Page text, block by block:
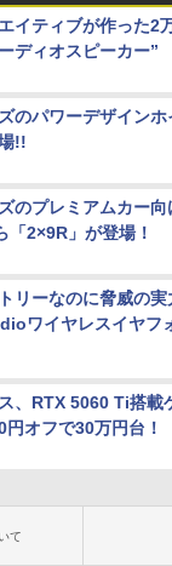
イティブが作った2
ディオスピーカー”
のパワーデザイン
!!
のプレミアムカー
「2×9R」が登場！
リーなのに脅威の
ワイヤレスイヤフ
、RTX 5060 Ti搭載
円オフで30万円台！
て